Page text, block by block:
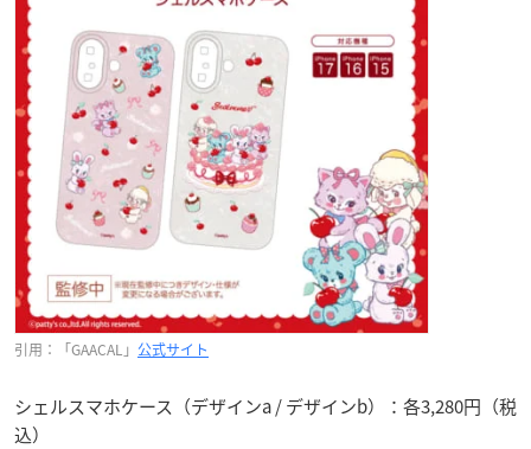
引用：「GAACAL」 公式サイト
シェルスマホケース（デザインa / デザインb）：各3,280円（税
込）